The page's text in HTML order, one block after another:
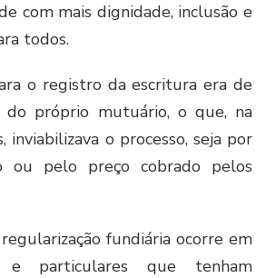
com mais dignidade, inclusão e
todos.
o registro da escritura era de
do próprio mutuário, o que, na
inviabilizava o processo, seja por
ou pelo preço cobrado pelos
fundiária ocorre em
e particulares que tenham